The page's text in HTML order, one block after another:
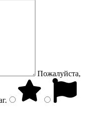
Пожалуйста,
.